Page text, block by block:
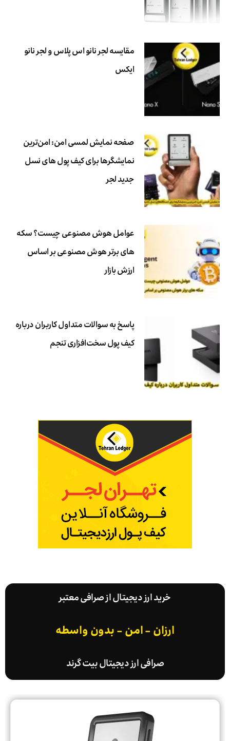
مقایسه لجر نانو اس پلاس و لجر نانو
ایکس
صفحه نمایش لمسی امن: امن‌ترین
نمایشگرها برای کیف پول های نسل
جدید لجر
عوامل هوش مصنوعی چیست؟ سکه
های برتر هوش مصنوعی بر اساس
ارزش بازار
پاسخ به سوالات متداول کاربران درباره
کیف پول سخت‌افزاری تنجم
خرید ارز دیجیتال از صرافی معتبر
ارزان - امن - بدون واسطه
صرافی ارز دیجیتال بیت گرند